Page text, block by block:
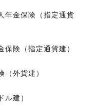
年金保険（指定通貨
保険（指定通貨建）
（外貨建）
ル建）